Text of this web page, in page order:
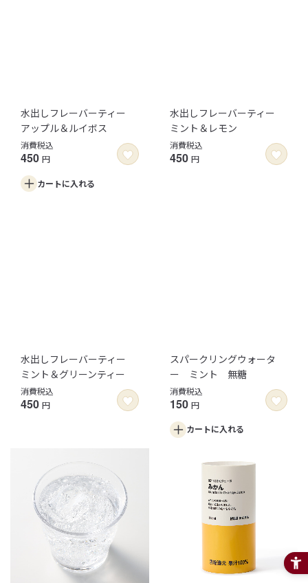
水出しフレーバーティー
アップル＆ルイボス
消費税込
450 円
カートに入れる
水出しフレーバーティー
ミント＆レモン
消費税込
450 円
水出しフレーバーティー
ミント＆グリーンティー
消費税込
450 円
スパークリングウォータ
ー ミント 無糖
消費税込
150 円
カートに入れる